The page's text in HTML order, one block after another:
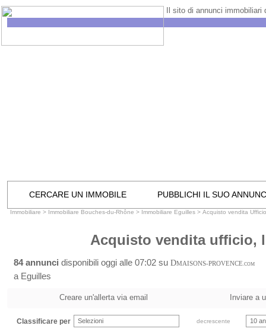
Il sito di annunci immobiliari
CERCARE UN IMMOBILE PUBBLICHI IL SUO
Immobiliare > Immobiliare Bouches-du-Rhône > Immobiliare Eguilles > Acquisto vendita
Acquisto vendita ufficio,
84 annunci disponibili oggi alle 07:02 su DMAISONS-PROVENCE.COM
a Eguilles
Creare un'allerta via email Inviare a
Classificare per Selezioni decrescente 10